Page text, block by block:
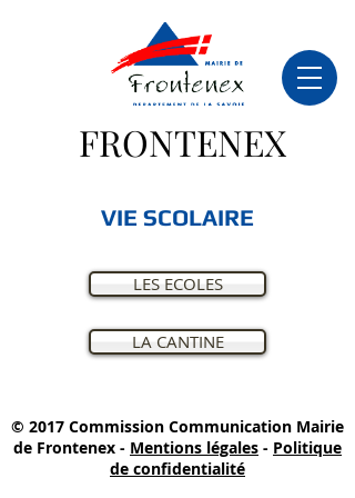
FRONTENEX
VIE SCOLAIRE
LES ECOLES
LA CANTINE
© 2017 Commission Communication Mairie
de Frontenex - Mentions légales - Politique
de confidentialité